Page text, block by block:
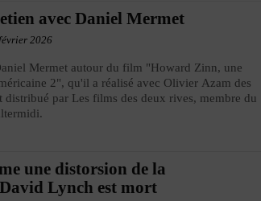
avec Daniel Mermet
2026
Mermet autour du film "Howard Zinn, une
2", qu'il a réalisé avec Olivier Azam des
distribué par Les films des deux rives, membre du
une distorsion de la
Lynch est mort